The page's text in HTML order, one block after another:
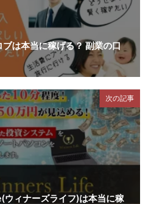
は本当に稼げる？ 副業の口
次の記事
ィナーズライフ)は本当に稼